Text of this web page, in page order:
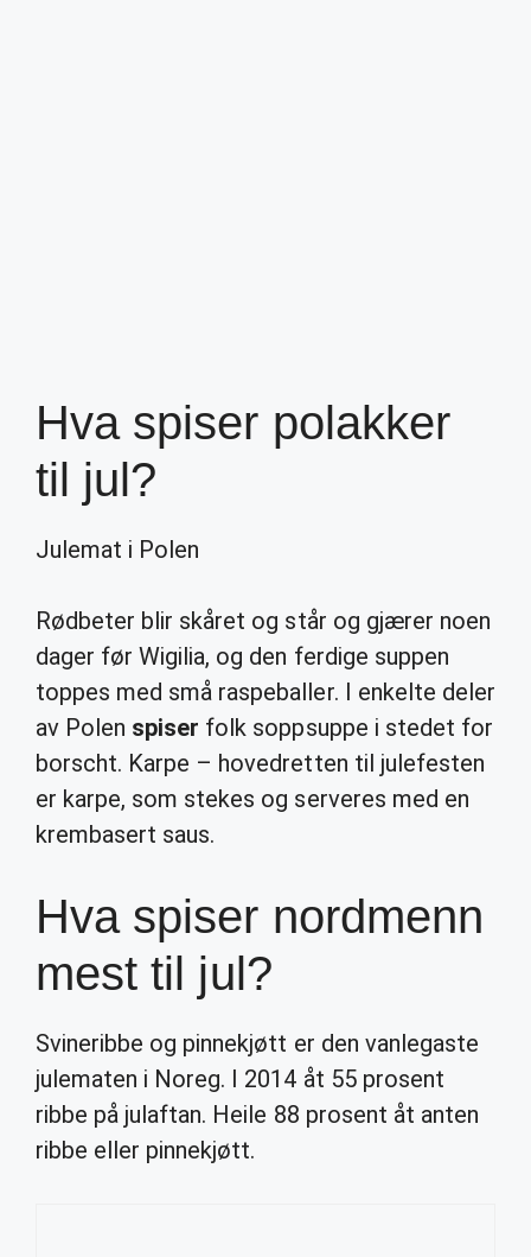
Hva spiser polakker
til jul?
Julemat i Polen
Rødbeter blir skåret og står og gjærer noen
dager før Wigilia, og den ferdige suppen
toppes med små raspeballer. I enkelte deler
av Polen spiser folk soppsuppe i stedet for
borscht. Karpe – hovedretten til julefesten
er karpe, som stekes og serveres med en
krembasert saus.
Hva spiser nordmenn
mest til jul?
Svineribbe og pinnekjøtt er den vanlegaste
julematen i Noreg. I 2014 åt 55 prosent
ribbe på julaftan. Heile 88 prosent åt anten
ribbe eller pinnekjøtt.